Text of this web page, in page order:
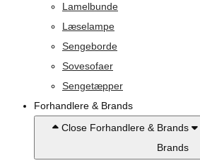
Lamelbunde
Læselampe
Sengeborde
Sovesofaer
Sengetæpper
Forhandlere & Brands
Close Forhandlere & Brands
Brands